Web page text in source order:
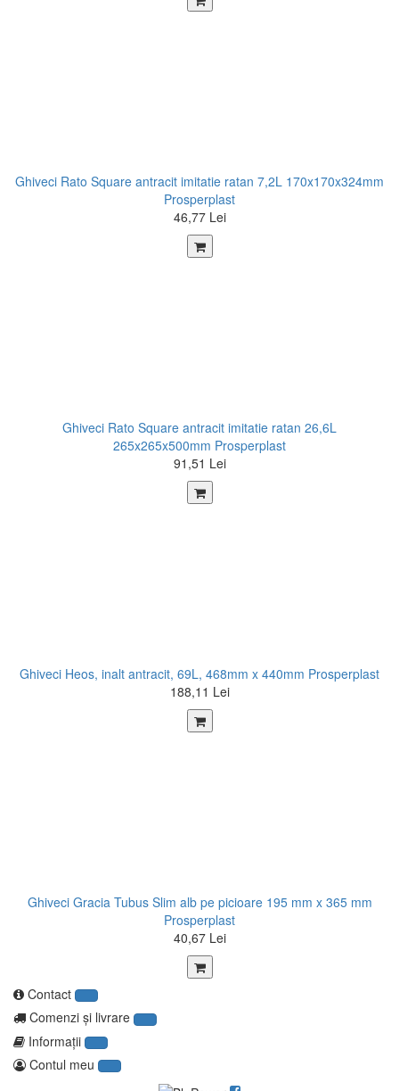
Ghiveci Rato Square antracit imitatie ratan 7,2L 170x170x324mm
Prosperplast
46,77 Lei
Ghiveci Rato Square antracit imitatie ratan 26,6L
265x265x500mm Prosperplast
91,51 Lei
Ghiveci Heos, inalt antracit, 69L, 468mm x 440mm Prosperplast
188,11 Lei
Ghiveci Gracia Tubus Slim alb pe picioare 195 mm x 365 mm
Prosperplast
40,67 Lei
Contact
Comenzi şi livrare
Informaţii
Contul meu